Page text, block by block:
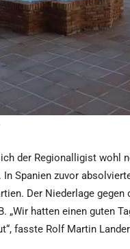
der Regionalligist wohl
Spanien zuvor
Der Niederlage
„Wir hatten einen guten
fasste Rolf Martin